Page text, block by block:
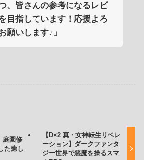
、皆さんの参考になるレビ
目指しています！応援よろ
願いします♪」
庭園修
た癒し
【D×2 真・女神転生リベレ
ーション】ダークファンタ
ジー世界で悪魔を操るスマ